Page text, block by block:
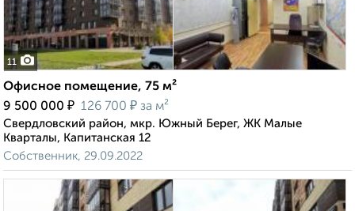
11
Офисное помещение, 75 м²
9 500 000 ₽ 126 700 ₽ за м²
Свердловский район, мкр. Южный Берег, ЖК Малые
Кварталы, Капитанская 12
Собственник, 29.09.2022